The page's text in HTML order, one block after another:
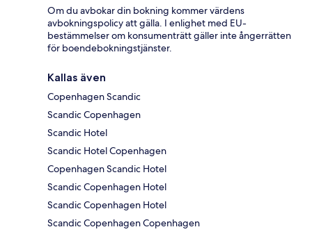
Om du avbokar din bokning kommer värdens
avbokningspolicy att gälla. I enlighet med EU-
bestämmelser om konsumenträtt gäller inte ångerrätten
för boendebokningstjänster.
Kallas även
Copenhagen Scandic
Scandic Copenhagen
Scandic Hotel
Scandic Hotel Copenhagen
Copenhagen Scandic Hotel
Scandic Copenhagen Hotel
Scandic Copenhagen Hotel
Scandic Copenhagen Copenhagen